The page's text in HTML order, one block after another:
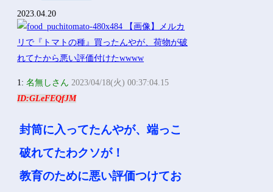
2023.04.20
1:名無しさん 2023/04/18(火) 00:37:04.15
ID:GLeFEQfJM
封筒に入ってたんやが、端っこ
破れてたわクソが！
教育のために悪い評価つけてお